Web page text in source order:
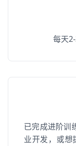
每天
已完成进阶训
业开发，或想